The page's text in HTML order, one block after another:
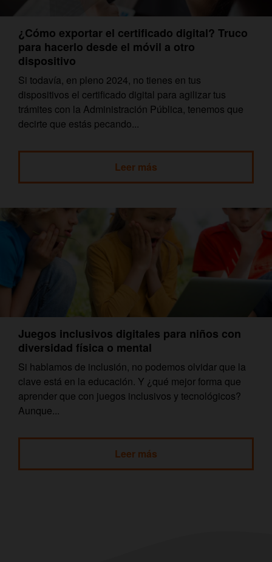
¿Cómo exportar el certificado digital? Truco
para hacerlo desde el móvil a otro
dispositivo
Si todavía, en pleno 2024, no tienes en tus
dispositivos el certificado digital para agilizar tus
trámites con la Administración Pública, tenemos que
decirte que estás pecando...
Leer más
Juegos inclusivos digitales para niños con
diversidad física o mental
Si hablamos de inclusión, no podemos olvidar que la
clave está en la educación. Y ¿qué mejor forma que
aprender que con juegos inclusivos y tecnológicos?
Aunque...
Leer más